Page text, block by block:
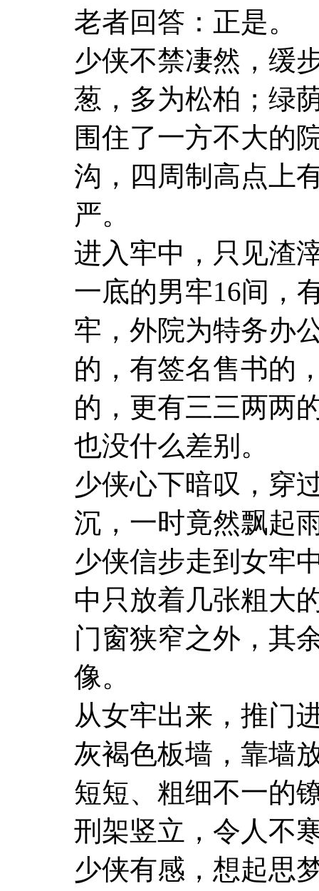
老者回答：正是。
少侠不禁凄然，缓
葱，多为松柏；绿
围住了一方不大的
沟，四周制高点上
严。
进入牢中，只见渣
一底的男牢16间，
牢，外院为特务办
的，有签名售书的
的，更有三三两两
也没什么差别。
少侠心下暗叹，穿
沉，一时竟然飘起
少侠信步走到女牢
中只放着几张粗大
门窗狭窄之外，其
像。
从女牢出来，推门
灰褐色板墙，靠墙
短短、粗细不一的
刑架竖立，令人不
少侠有感，想起思